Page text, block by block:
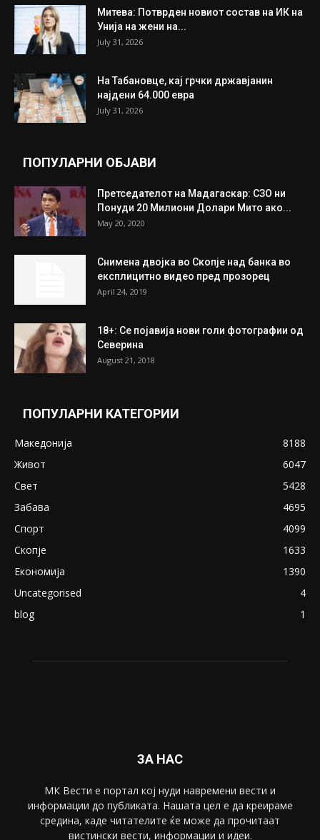
Митева: Потврден новиот состав на ИК на
Унија на жени на...
July 31, 2026
На Табановце, кај грчки државјанин
најдени 64.000 евра
July 31, 2026
ПОПУЛАРНИ ОБЈАВИ
Претседателот на Мадагаскар: СЗО ни
Понуди 20 Милиони Долари Мито ако...
May 20, 2020
Снимена двојка во Скопје над банка во
експлицитно видео пред прозорец
April 24, 2019
18+: Се појавија нови голи фотографии од
Северина
August 21, 2018
ПОПУЛАРНИ КАТЕГОРИИ
Македонија
8188
Живот
6047
Свет
5428
Забава
4695
Спорт
4099
Скопје
1633
Економија
1390
Uncategorised
4
blog
1
ЗА НАС
МК Вести е портал коj нуди навремени вести и
информации до публиката. Нашата цел е да креираме
средина, каде читателите ќе може да прочитаат
вистински вести, информации и идеи.